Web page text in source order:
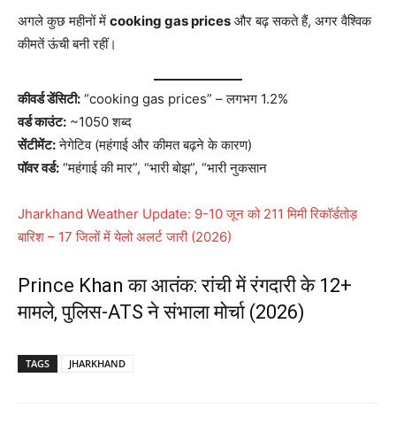
अगले कुछ महीनों में cooking gas prices और बढ़ सकते हैं, अगर वैश्विक
कीमतें ऊंची बनी रहीं।
कीवर्ड डेंसिटी: “cooking gas prices” – लगभग 1.2%
वर्ड काउंट: ~1050 शब्द
सेंटीमेंट:नेगेटिव (महंगाई और कीमत बढ़ने के कारण)
पॉवर वर्ड: “महंगाई की मार”, “भारी बोझ”, “भारी नुकसान
Jharkhand Weather Update: 9-10 जून को 211 मिमी रिकॉर्डतोड़
बारिश – 17 जिलों में येलो अलर्ट जारी (2026)
Prince Khan का आतंक: रांची में रंगदारी के 12+
मामले, पुलिस-ATS ने संभाला मोर्चा (2026)
TAGS JHARKHAND